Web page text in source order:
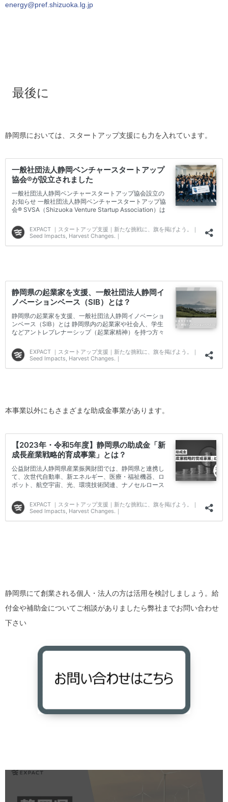
energy@pref.shizuoka.lg.jp
最後に
静岡県においては、スタートアップ支援にも力を入れています。
本事業以外にもさまざまな助成金事業があります。
静岡県にて創業される個人・法人の方は活用を検討しましょう。給
付金や補助金についてご相談がありましたら弊社までお問い合わせ
下さい